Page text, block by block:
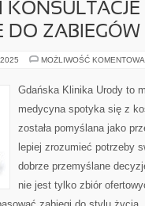
KONSULTACJE
DO ZABIEGÓW
MOŻLIWOŚĆ
Gdańska Klinika Urody to
medycyna spotyka się z
została pomyślana jako
lepiej zrozumieć potrzeby
dobrze przemyślane
nie jest tylko zbiór